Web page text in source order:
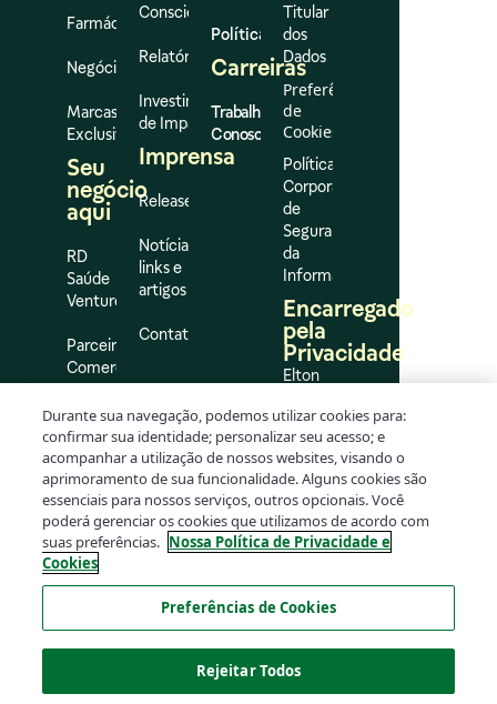
Farmácias
Negócios
Marcas
Exclusivas
Seu
negócio
aqui
RD
Saúde
Ventures
Parceiros
Comerciais
Impulso
Consciente
Relatórios
Investimento
de Impacto
Imprensa
Release
Notícias,
links e
artigos
Contato
Políticas
Carreiras
Trabalhe
Conosco
Titular
dos
Dados
Preferências
de
Cookies
Política
Corporativa
de
Segurança
da
Informação
Encarregado
pela
Privacidade
Elton
da
Silva
Oliveira
dpo@rd.com.br
Durante sua navegação, podemos utilizar cookies para:
confirmar sua identidade; personalizar seu acesso; e
acompanhar a utilização de nossos websites, visando o
aprimoramento de sua funcionalidade. Alguns cookies são
essenciais para nossos serviços, outros opcionais. Você
poderá gerenciar os cookies que utilizamos de acordo com
suas preferências. Nossa Política de Privacidade e
Cookies
Preferências de Cookies
Rejeitar Todos